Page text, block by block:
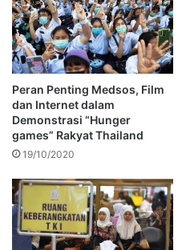
Peran Penting Medsos, Film
dan Internet dalam
Demonstrasi “Hunger
games” Rakyat Thailand
19/10/2020